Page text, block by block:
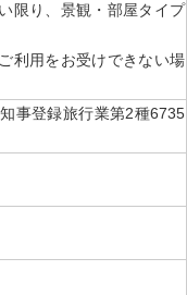
限り、景観・部屋タイプ
利用をお受けできない場
事登録旅行業第2種6735